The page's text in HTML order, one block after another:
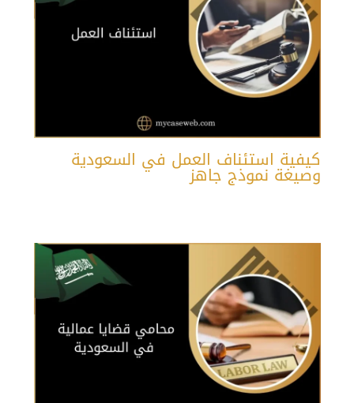
كيفية استئناف العمل في السعودية
وصيغة نموذج جاهز